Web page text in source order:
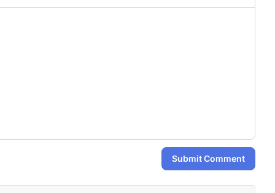
Submit Comment